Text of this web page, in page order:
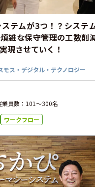
テムが3つ！？システ
雑な保守管理の工数削
現させていく！
モス・デジタル・テクノロジー
業員数：101〜300名
ワークフロー